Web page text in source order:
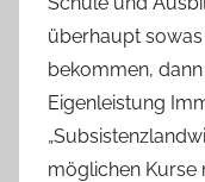
überhaupt
bekommen,
Eigenleistung
möglichen Kurse